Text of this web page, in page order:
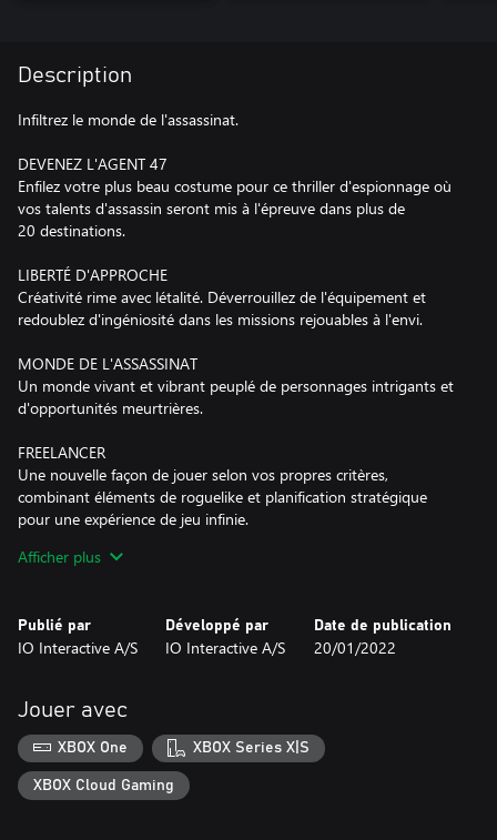
Description
Infiltrez le monde de l'assassinat.
DEVENEZ L'AGENT 47
Enfilez votre plus beau costume pour ce thriller d'espionnage où
vos talents d'assassin seront mis à l'épreuve dans plus de
20 destinations.
LIBERTÉ D'APPROCHE
Créativité rime avec létalité. Déverrouillez de l'équipement et
redoublez d'ingéniosité dans les missions rejouables à l'envi.
MONDE DE L'ASSASSINAT
Un monde vivant et vibrant peuplé de personnages intrigants et
d'opportunités meurtrières.
FREELANCER
Une nouvelle façon de jouer selon vos propres critères,
combinant éléments de roguelike et planification stratégique
pour une expérience de jeu infinie.
HITMAN le monde de l'assassinat regroupe le meilleur de
contenu live.
Afficher plus
Publié par
IO Interactive A/S
Développé par
IO Interactive A/S
Date de publication
20/01/2022
Jouer avec
XBOX One XBOX Series X|S
XBOX Cloud Gaming